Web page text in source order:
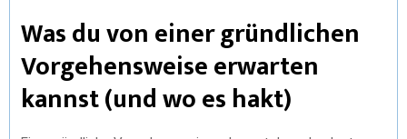
Was du von einer gründlichen
Vorgehensweise erwarten
kannst (und wo es hakt)